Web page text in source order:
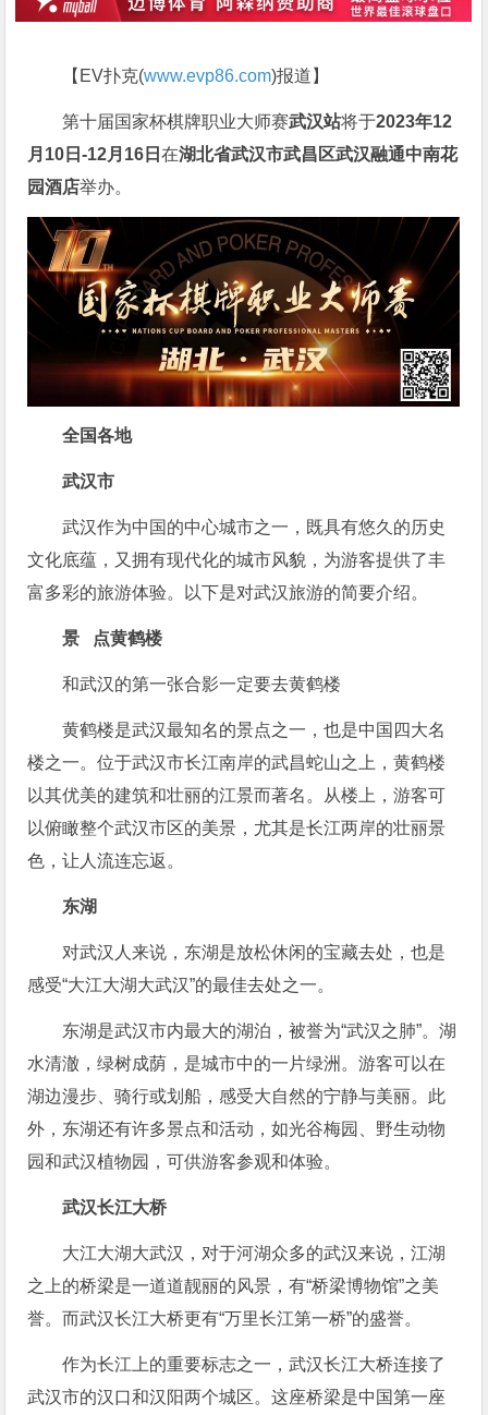
【EV扑克(www.evp86.com)报道】
第十届国家杯棋牌职业大师赛武汉站将于2023年12
月10日-12月16日在湖北省武汉市武昌区武汉融通中南花
园酒店举办。
全国各地
武汉市
武汉作为中国的中心城市之一，既具有悠久的历史
文化底蕴，又拥有现代化的城市风貌，为游客提供了丰
富多彩的旅游体验。以下是对武汉旅游的简要介绍。
景 点黄鹤楼
和武汉的第一张合影一定要去黄鹤楼
黄鹤楼是武汉最知名的景点之一，也是中国四大名
楼之一。位于武汉市长江南岸的武昌蛇山之上，黄鹤楼
以其优美的建筑和壮丽的江景而著名。从楼上，游客可
以俯瞰整个武汉市区的美景，尤其是长江两岸的壮丽景
色，让人流连忘返。
东湖
对武汉人来说，东湖是放松休闲的宝藏去处，也是
感受“大江大湖大武汉”的最佳去处之一。
东湖是武汉市内最大的湖泊，被誉为“武汉之肺”。湖
水清澈，绿树成荫，是城市中的一片绿洲。游客可以在
湖边漫步、骑行或划船，感受大自然的宁静与美丽。此
外，东湖还有许多景点和活动，如光谷梅园、野生动物
园和武汉植物园，可供游客参观和体验。
武汉长江大桥
大江大湖大武汉，对于河湖众多的武汉来说，江湖
之上的桥梁是一道道靓丽的风景，有“桥梁博物馆”之美
誉。而武汉长江大桥更有“万里长江第一桥”的盛誉。
作为长江上的重要标志之一，武汉长江大桥连接了
武汉市的汉口和汉阳两个城区。这座桥梁是中国第一座